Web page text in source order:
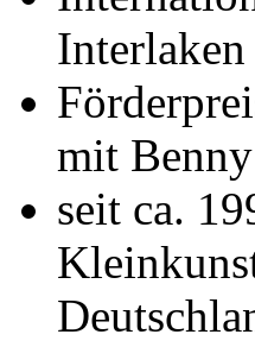
mit
seit ca.